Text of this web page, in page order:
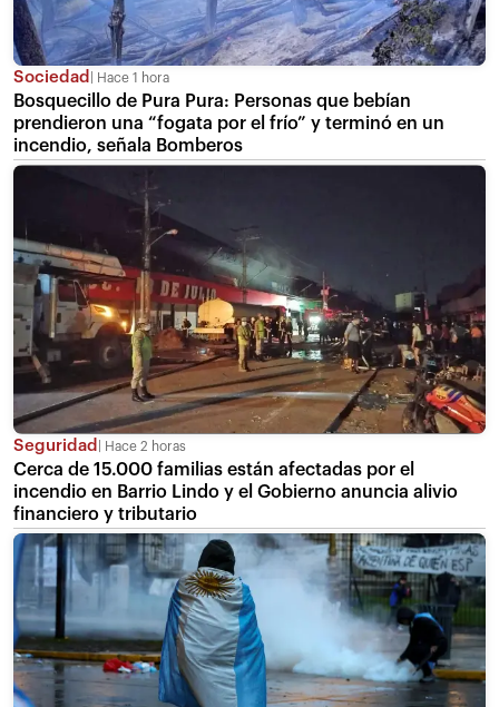
Sociedad Hace 1 hora
Bosquecillo de Pura Pura: Personas que bebían
prendieron una “fogata por el frío” y terminó en un
incendio, señala Bomberos
Seguridad Hace 2 horas
Cerca de 15.000 familias están afectadas por el
incendio en Barrio Lindo y el Gobierno anuncia alivio
financiero y tributario